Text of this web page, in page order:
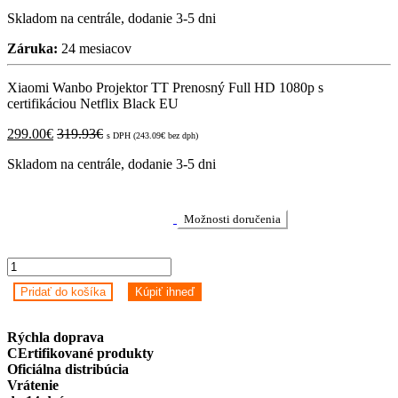
Skladom na centrále, dodanie 3-5 dni
Záruka: 24 mesiacov
Xiaomi Wanbo Projektor TT Prenosný Full HD 1080p s
certifikáciou Netflix Black EU
299.00€ 319.93€ s DPH (243.09€ bez dph)
Skladom na centrále, dodanie 3-5 dni
Možnosti doručenia
Xiaomi
Wanbo
Projektor
Full
HD
1080p
s
Pridať do košíka Kúpiť ihneď
Rýchla doprava
CErtifikované produkty
Oficiálna distribúcia
Vrátenie